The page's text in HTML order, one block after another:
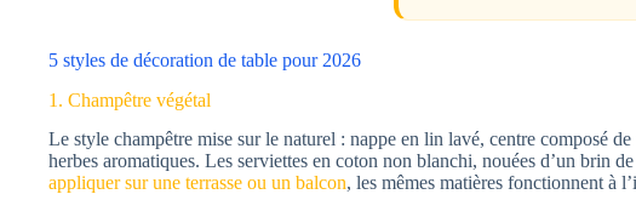
5 styles de décoration de table pour 2026
1. Champêtre végétal
Le style champêtre mise sur le naturel : nappe en lin lavé, centre composé
herbes aromatiques. Les serviettes en coton non blanchi, nouées d’un brin
appliquer sur une terrasse ou un balcon, les mêmes matières fonctionnent à